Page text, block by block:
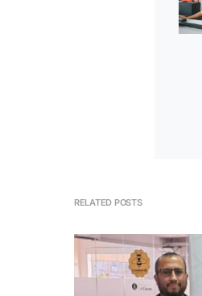
RELATED POSTS